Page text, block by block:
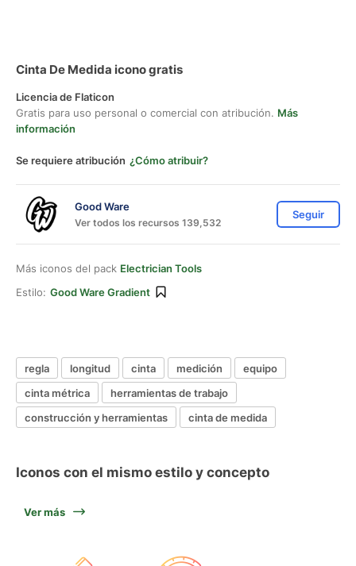
Cinta De Medida icono gratis
Licencia de Flaticon
Gratis para uso personal o comercial con atribución. Más
información
Se requiere atribución ¿Cómo atribuir?
Good Ware
Ver todos los recursos 139,532
Seguir
Más iconos del pack Electrician Tools
Estilo: Good Ware Gradient
regla longitud cinta medición
equipo
cinta métrica
herramientas de trabajo
construcción y herramientas
cinta de medida
Iconos con el mismo estilo y concepto
Ver más